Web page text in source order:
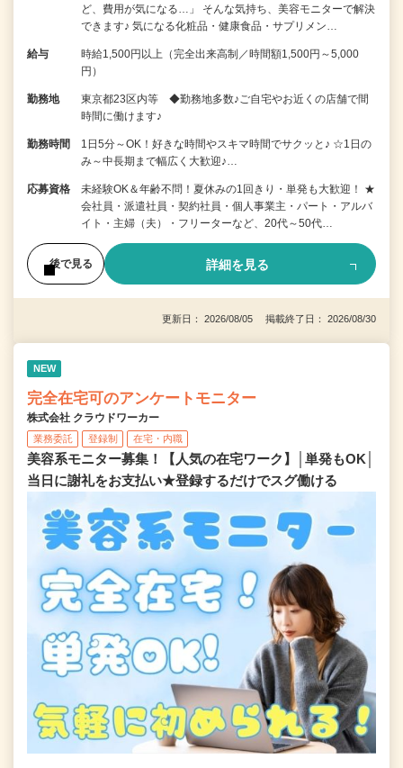
ど、費用が気になる…」 そんな気持ち、美容モニターで解決
できます♪ 気になる化粧品・健康食品・サプリメン…
給与
時給1,500円以上（完全出来高制／時間額1,500円～5,000
円）
勤務地
東京都23区内等 ◆勤務地多数♪ご自宅やお近くの店舗で間
時間に働けます♪
勤務時間
1日5分～OK！好きな時間やスキマ時間でサクッと♪ ☆1日の
み～中長期まで幅広く大歓迎♪…
応募資格
未経験OK＆年齢不問！夏休みの1回きり・単発も大歓迎！ ★
会社員・派遣社員・契約社員・個人事業主・パート・アルバ
イト・主婦（夫）・フリーターなど、20代～50代…
後で見る 詳細を見る
更新日： 2026/08/05 掲載終了日： 2026/08/30
NEW
完全在宅可のアンケートモニター
株式会社 クラウドワーカー
業務委託 登録制 在宅・内職
美容系モニター募集！【人気の在宅ワーク】│単発もOK│
当日に謝礼をお支払い★登録するだけでスグ働ける